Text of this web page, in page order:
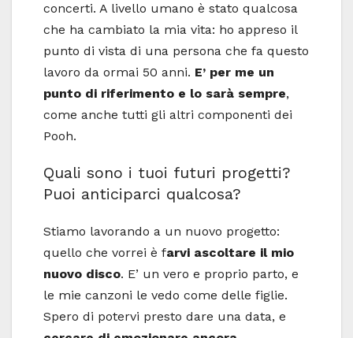
concerti. A livello umano è stato qualcosa
che ha cambiato la mia vita: ho appreso il
punto di vista di una persona che fa questo
lavoro da ormai 50 anni. E’ per me un
punto di riferimento e lo sarà sempre,
come anche tutti gli altri componenti dei
Pooh.
Quali sono i tuoi futuri progetti?
Puoi anticiparci qualcosa?
Stiamo lavorando a un nuovo progetto:
quello che vorrei è farvi ascoltare il mio
nuovo disco. E’ un vero e proprio parto, e
le mie canzoni le vedo come delle figlie.
Spero di potervi presto dare una data, e